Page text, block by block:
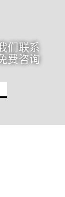
们联系
费咨询